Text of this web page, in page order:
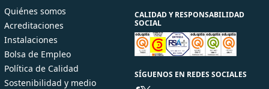
Quiénes somos
Acreditaciones
Instalaciones
Bolsa de Empleo
Política de Calidad
Sostenibilidad y medio
CALIDAD Y RESPONSABILIDAD
SOCIAL
SÍGUENOS EN REDES SOCIALES